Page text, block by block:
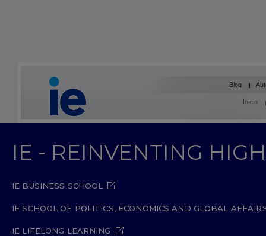
Blog
Inicio
IE - REINVENTING
IE BUSINESS SCHOOL
IE SCHOOL OF POLITICS, ECONOMICS AND GLOBAL
IE LIFELONG LEARNING